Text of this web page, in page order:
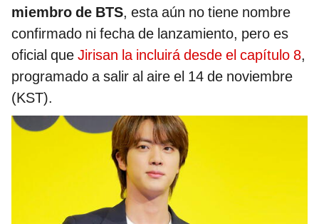
miembro de BTS, esta aún no tiene nombre
confirmado ni fecha de lanzamiento, pero es
oficial que Jirisan la incluirá desde el capítulo 8,
programado a salir al aire el 14 de noviembre
(KST).